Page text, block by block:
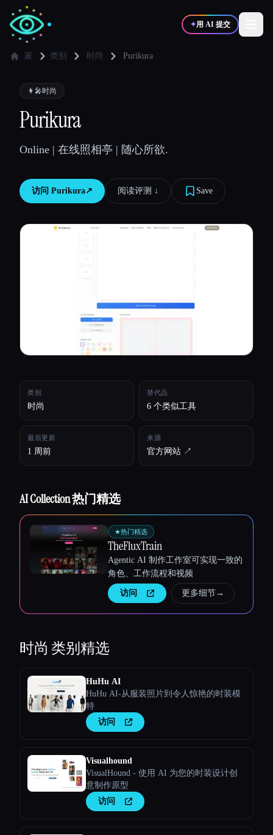
✦用 AI 提交
✍️写作者
💻
家 类别 时尚 Purikura
👩‍🎤时尚
Purikura
Online | 在线照相亭 | 随心所欲.
访问 Purikura↗︎ 阅读评测 ↓︎ Save
类别
时尚
替代品
6 个类似工具
最后更新
1 周前
来源
官方网站 ↗︎
AI Collection 热门精选
★热门精选
TheFluxTrain
Agentic AI 制作工作室可实现一致的
角色、工作流程和视频
访问 更多细节→
时尚 类别精选
HuHu AI
HuHu AI-从服装照片到令人惊艳的时装模
特
访问
Visualhound
VisualHound - 使用 AI 为您的时装设计创
意制作原型
访问